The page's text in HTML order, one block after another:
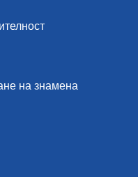
на знамена